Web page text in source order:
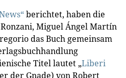
berichtet, haben die
Miguel Ángel Martín
das Buch gemeinsam
Titel lautet „Liberi
der Gnade) von Robert